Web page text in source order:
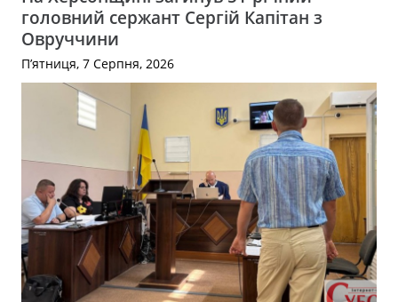
головний сержант Сергій Капітан з
Овруччини
П’ятниця, 7 Серпня, 2026